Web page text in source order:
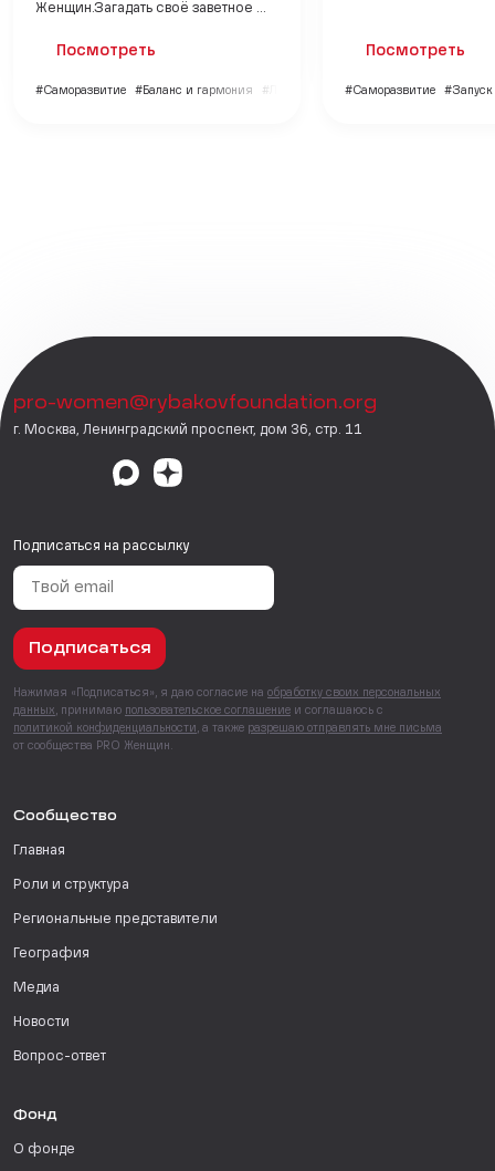
Женщин.Загадать своё заветное ...
Посмотреть
#Саморазвитие #Баланс и гармония #Личный бренд
Посмотреть
#Саморазвитие #Запуск
pro-women@rybakovfoundation.org
г. Москва, Ленинградский проспект, дом 36, стр. 11
Подписаться на рассылку
Подписаться
Нажимая «Подписаться», я даю согласие на обработку своих персональных
данных , принимаю пользовательское соглашение и соглашаюсь с
политикой конфиденциальности , а также разрешаю отправлять мне письма
от сообщества PRO Женщин.
Сообщество
Главная
Роли и структура
Региональные представители
География
Медиа
Новости
Вопрос-ответ
Фонд
О фонде